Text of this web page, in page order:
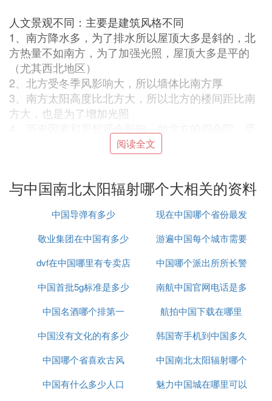
人文景观不同：主要是建筑风格不同
1、南方降水多，为了排水所以屋顶大多是斜的，北
方热量不如南方，为了加强光照，屋顶大多是平的
（尤其西北地区）
2、北方受冬季风影响大，所以墙体比南方厚
3、南方太阳高度比北方大，所以北方的楼间距比南
方大，也是为了增加光照
肥水不流外人田的思想观念影响，四合院的屋顶都是
‘贰’ 北方和南方 哪里太阳辐射大些
南方的太阳高度角比北方的太阳高度角大，因为南方
至于夏天为什么北京和广东一样的炎热，原因有两
1：夏天的时候太阳处于北半球，纬度越高昼越长，
虽然太阳辐射没有南方强，但是时间比南方长许多，
2：北方降雨少，南方降雨多。
希望能帮到你。(*^__^*)
‘叁’ 为什么夏季全国普遍高温
因为在我国四季，都是南方的太阳辐射强度较北方
阅读全文
与中国南北太阳辐射哪个大相关的资料
中国导弹有多少
现在中国哪个省份最发
达
敬业集团在中国有多少
办事处
游遍中国每个城市需要
多久
dvf在中国哪里有专卖店
中国哪个派出所所长警
衔最高
中国首批5g标准是多少
南航中国官网电话是多
少钱
中国名酒哪个排第一
航拍中国下载在哪里
中国没有文化的有多少
韩国寄手机到中国多久
中国哪个省喜欢古风
中国南北太阳辐射哪个
大
中国有什么多少人口
魅力中国城在哪里可以